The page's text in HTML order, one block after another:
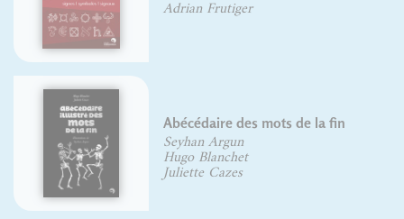
Adrian Frutiger
Abécédaire des mots de la fin
Seyhan Argun
Hugo Blanchet
Juliette Cazes